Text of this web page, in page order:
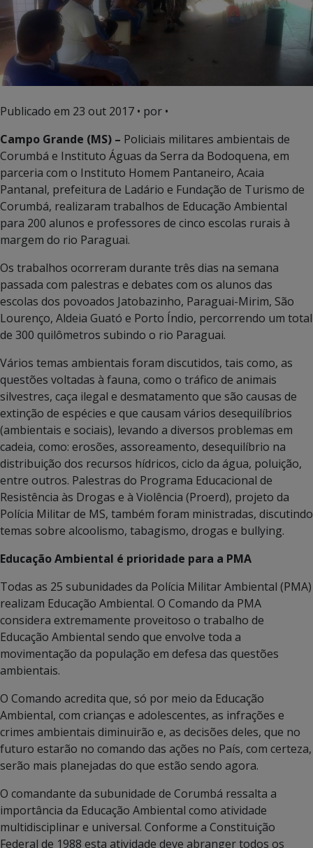
Publicado em 23 out 2017 • por •
Campo Grande (MS) – Policiais militares ambientais de
Corumbá e Instituto Águas da Serra da Bodoquena, em
parceria com o Instituto Homem Pantaneiro, Acaia
Pantanal, prefeitura de Ladário e Fundação de Turismo de
Corumbá, realizaram trabalhos de Educação Ambiental
para 200 alunos e professores de cinco escolas rurais à
margem do rio Paraguai.
Os trabalhos ocorreram durante três dias na semana
passada com palestras e debates com os alunos das
escolas dos povoados Jatobazinho, Paraguai-Mirim, São
Lourenço, Aldeia Guató e Porto Índio, percorrendo um total
de 300 quilômetros subindo o rio Paraguai.
Vários temas ambientais foram discutidos, tais como, as
questões voltadas à fauna, como o tráfico de animais
silvestres, caça ilegal e desmatamento que são causas de
extinção de espécies e que causam vários desequilíbrios
(ambientais e sociais), levando a diversos problemas em
cadeia, como: erosões, assoreamento, desequilíbrio na
distribuição dos recursos hídricos, ciclo da água, poluição,
entre outros. Palestras do Programa Educacional de
Resistência às Drogas e à Violência (Proerd), projeto da
Polícia Militar de MS, também foram ministradas, discutindo
temas sobre alcoolismo, tabagismo, drogas e bullying.
Educação Ambiental é prioridade para a PMA
Todas as 25 subunidades da Polícia Militar Ambiental (PMA)
realizam Educação Ambiental. O Comando da PMA
considera extremamente proveitoso o trabalho de
Educação Ambiental sendo que envolve toda a
movimentação da população em defesa das questões
ambientais.
O Comando acredita que, só por meio da Educação
Ambiental, com crianças e adolescentes, as infrações e
crimes ambientais diminuirão e, as decisões deles, que no
futuro estarão no comando das ações no País, com certeza,
serão mais planejadas do que estão sendo agora.
O comandante da subunidade de Corumbá ressalta a
importância da Educação Ambiental como atividade
multidisciplinar e universal. Conforme a Constituição
Federal de 1988 esta atividade deve abranger todos os